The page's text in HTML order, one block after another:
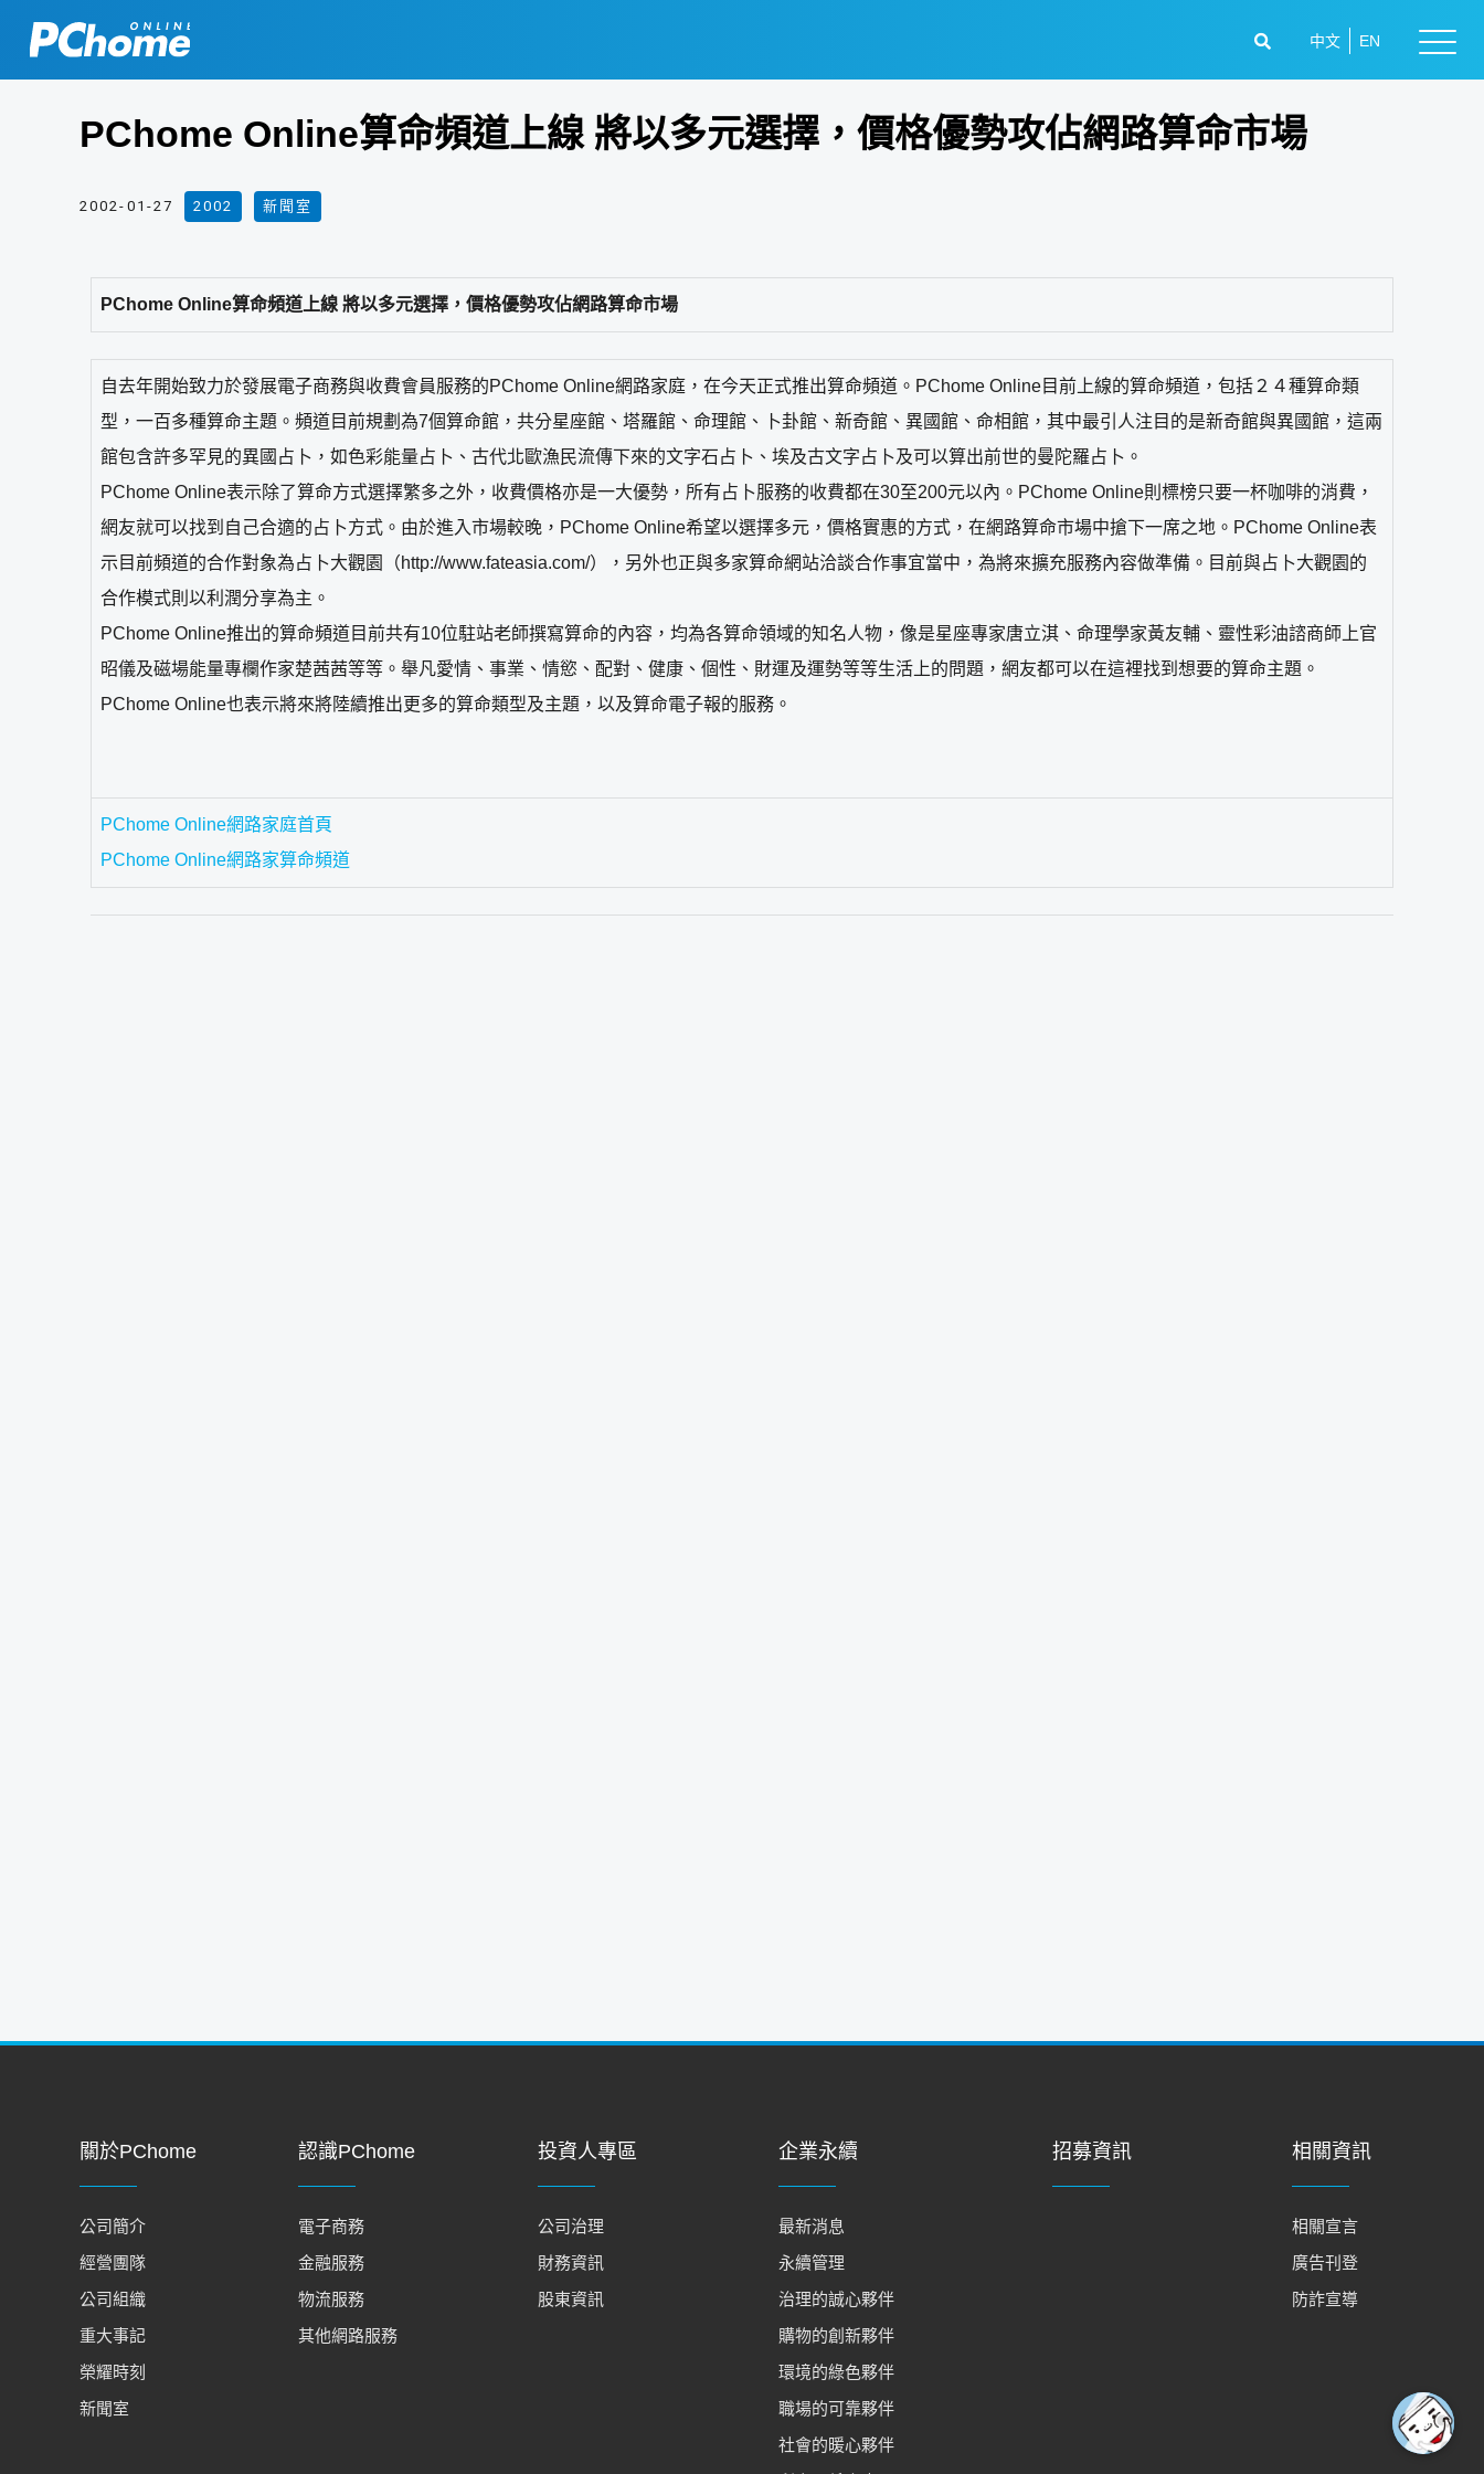
中文 EN
PChome Online算命頻道上線 將以多元選擇，價格優勢攻佔網路算命市場
2002-01-27 2002 新聞室
PChome Online算命頻道上線 將以多元選擇，價格優勢攻佔網路算命市場
自去年開始致力於發展電子商務與收費會員服務的PChome Online網路家庭，在今天正式推出算命頻道。PChome Online目前上線的算命頻道，包括２４種算命類
型，一百多種算命主題。頻道目前規劃為7個算命館，共分星座館、塔羅館、命理館、卜卦館、新奇館、異國館、命相館，其中最引人注目的是新奇館與異國館，這兩
館包含許多罕見的異國占卜，如色彩能量占卜、古代北歐漁民流傳下來的文字石占卜、埃及古文字占卜及可以算出前世的曼陀羅占卜。
PChome Online表示除了算命方式選擇繁多之外，收費價格亦是一大優勢，所有占卜服務的收費都在30至200元以內。PChome Online則標榜只要一杯咖啡的消費，
網友就可以找到自己合適的占卜方式。由於進入市場較晚，PChome Online希望以選擇多元，價格實惠的方式，在網路算命市場中搶下一席之地。PChome Online表
示目前頻道的合作對象為占卜大觀園（http://www.fateasia.com/），另外也正與多家算命網站洽談合作事宜當中，為將來擴充服務內容做準備。目前與占卜大觀園的
合作模式則以利潤分享為主。
PChome Online推出的算命頻道目前共有10位駐站老師撰寫算命的內容，均為各算命領域的知名人物，像是星座專家唐立淇、命理學家黃友輔、靈性彩油諮商師上官
昭儀及磁場能量專欄作家楚茜茜等等。舉凡愛情、事業、情慾、配對、健康、個性、財運及運勢等等生活上的問題，網友都可以在這裡找到想要的算命主題。
PChome Online也表示將來將陸續推出更多的算命類型及主題，以及算命電子報的服務。
PChome Online網路家庭首頁
PChome Online網路家算命頻道
關於PChome
公司簡介
經營團隊
公司組織
重大事記
榮耀時刻
新聞室
認識PChome
電子商務
金融服務
物流服務
其他網路服務
投資人專區
公司治理
財務資訊
股東資訊
企業永續
最新消息
永續管理
治理的誠心夥伴
購物的創新夥伴
環境的綠色夥伴
職場的可靠夥伴
社會的暖心夥伴
招募資訊 相關資訊
相關宣言
廣告刊登
防詐宣導